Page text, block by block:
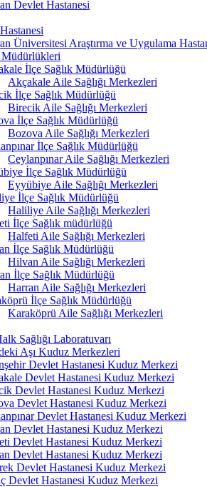
Devlet Hastanesi
Üniversitesi Araştırma ve Uygulama
Müdürlükleri
İlçe Sağlık Müdürlüğü
Akçakale Aile Sağlığı Merkezleri
İlçe Sağlık Müdürlüğü
Birecik Aile Sağlığı Merkezleri
İlçe Sağlık Müdürlüğü
Bozova Aile Sağlığı Merkezleri
İlçe Sağlık Müdürlüğü
Ceylanpınar Aile Sağlığı Merkezleri
İlçe Sağlık Müdürlüğü
Eyyübiye Aile Sağlığı Merkezleri
İlçe Sağlık Müdürlüğü
Haliliye Aile Sağlığı Merkezleri
İlçe Sağlık müdürlüğü
Halfeti Aile Sağlığı Merkezleri
İlçe Sağlık Müdürlüğü
Hilvan Aile Sağlığı Merkezleri
İlçe Sağlık Müdürlüğü
Harran Aile Sağlığı Merkezleri
İlçe Sağlık Müdürlüğü
Karaköprü Aile Sağlığı Merkezleri
Sağlığı Laboratuvarı
Aşı Kuduz Merkezleri
Devlet Hastanesi Kuduz Merkezi
Devlet Hastanesi Kuduz Merkezi
Devlet Hastanesi Kuduz Merkezi
Devlet Hastanesi Kuduz Merkezi
Devlet Hastanesi Kuduz Merkezi
Devlet Hastanesi Kuduz Merkezi
Devlet Hastanesi Kuduz Merkezi
Devlet Hastanesi Kuduz Merkezi
Devlet Hastanesi Kuduz Merkezi
Devlet Hastanesi Kuduz Merkezi